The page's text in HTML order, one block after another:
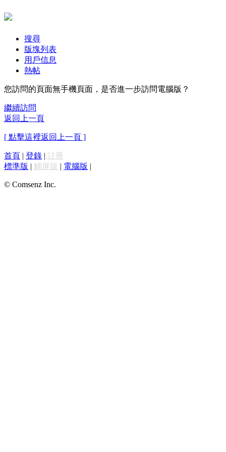
搜尋
版塊列表
用戶信息
熱帖
您訪問的頁面無手機頁面，是否進一步訪問電腦版？
繼續訪問
返回上一頁
[ 點擊這裡返回上一頁 ]
首頁 | 登錄 | 註冊
標準版 | 觸屏版 | 電腦版 |
© Comsenz Inc.